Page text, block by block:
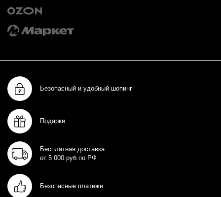
Безопасный и удобный шопинг
Подарки
Бесплатная доставка
от 5 000 руб по РФ
Безопасные платежи